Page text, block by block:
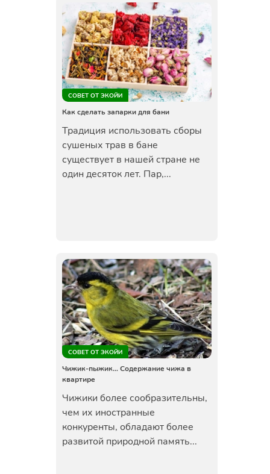
СОВЕТ ОТ ЭКОЙИ
Как сделать запарки для бани
Традиция использовать сборы
сушеных трав в бане
существует в нашей стране не
один десяток лет. Пар,...
СОВЕТ ОТ ЭКОЙИ
Чижик-пыжик… Содержание чижа в
квартире
Чижики более сообразительны,
чем их иностранные
конкуренты, обладают более
развитой природной память...